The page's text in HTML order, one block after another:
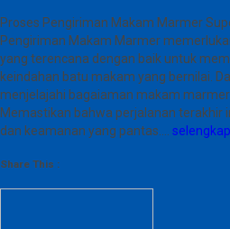
Proses Pengiriman Makam Marmer
Pengiriman Makam Marmer
yang terencana dengan baik untuk
keindahan batu makam yang bernilai.
menjelajahi bagaiaman makam
Memastikan bahwa perjalanan terakhir
dan keamanan yang pantas….
Share This :